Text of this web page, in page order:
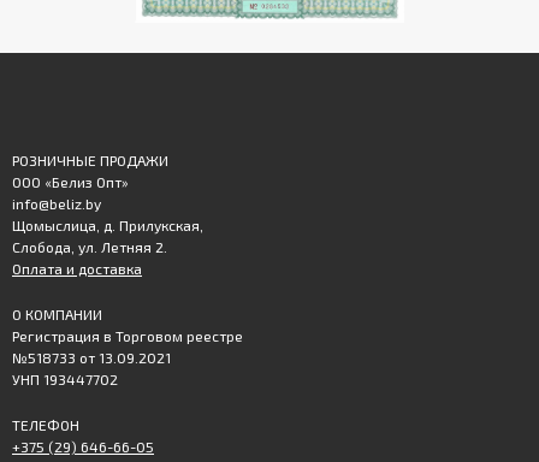
РОЗНИЧНЫЕ ПРОДАЖИ
ООО «Белиз Опт»
info@beliz.by
Щомыслица, д. Прилукская,
Слобода, ул. Летняя 2.
Оплата и доставка
О КОМПАНИИ
Регистрация в Торговом реестре
№518733 от 13.09.2021
УНП 193447702
ТЕЛЕФОН
+375 (29) 646-66-05